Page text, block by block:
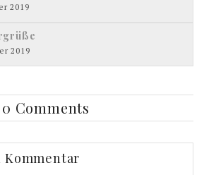
2019
2019
0 Comments
Kommentar